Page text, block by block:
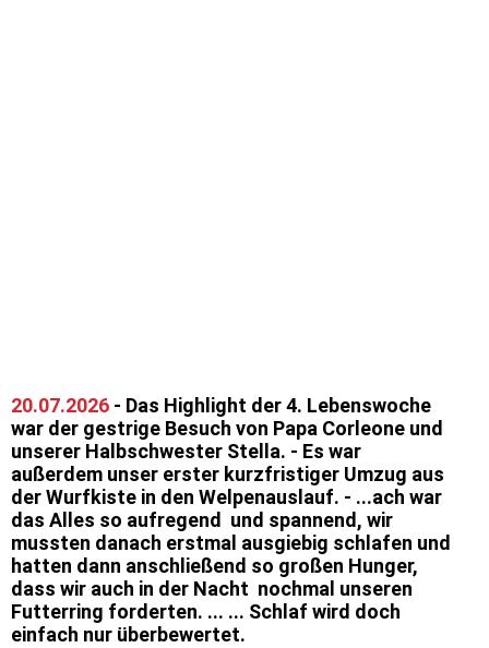
20.07.2026 - Das Highlight der 4. Lebenswoche
war der gestrige Besuch von Papa Corleone und
unserer Halbschwester Stella. - Es war
außerdem unser erster kurzfristiger Umzug aus
der Wurfkiste in den Welpenauslauf. - ...ach war
das Alles so aufregend und spannend, wir
mussten danach erstmal ausgiebig schlafen und
hatten dann anschließend so großen Hunger,
dass wir auch in der Nacht nochmal unseren
Futterring forderten. ... ... Schlaf wird doch
einfach nur überbewertet.